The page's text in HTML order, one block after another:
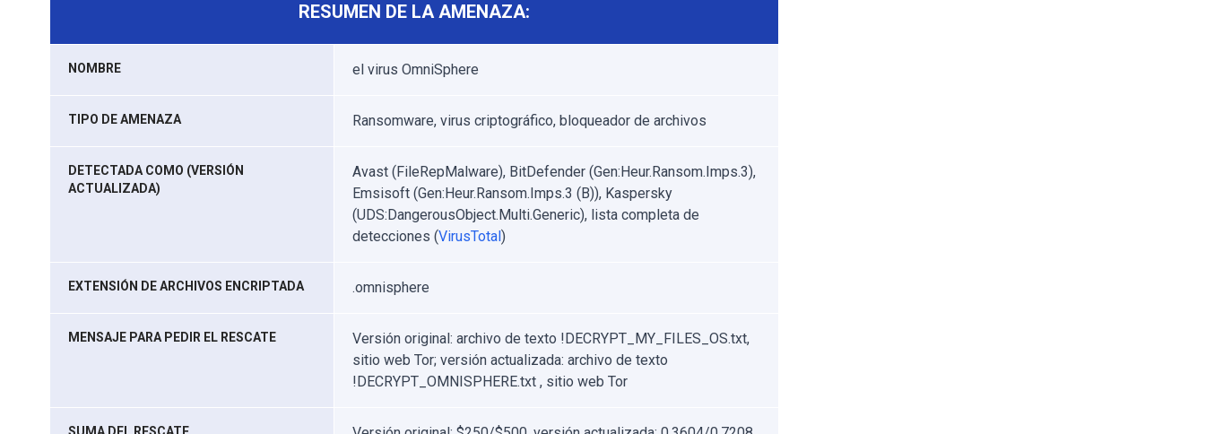
RESUMEN DE LA AMENAZA:
NOMBRE el virus OmniSphere
TIPO DE AMENAZA Ransomware, virus criptográfico, bloqueador de archivos
DETECTADA COMO (VERSIÓN
ACTUALIZADA)
Avast (FileRepMalware), BitDefender (Gen:Heur.Ransom.Imps.3),
Emsisoft (Gen:Heur.Ransom.Imps.3 (B)), Kaspersky
(UDS:DangerousObject.Multi.Generic), lista completa de
detecciones (VirusTotal)
EXTENSIÓN DE ARCHIVOS ENCRIPTADA .omnisphere
MENSAJE PARA PEDIR EL RESCATE
Versión original: archivo de texto !DECRYPT_MY_FILES_OS.txt,
sitio web Tor; versión actualizada: archivo de texto
!DECRYPT_OMNISPHERE.txt , sitio web Tor